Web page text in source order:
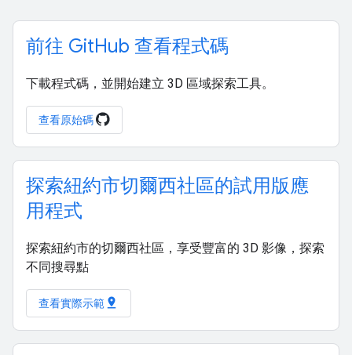
前往 GitHub 查看程式碼
下載程式碼，並開始建立 3D 區域探索工具。
查看原始碼
探索紐約市切爾西社區的試用版應
用程式
探索紐約市的切爾西社區，享受豐富的 3D 影像，探索
不同搜尋點
查看實際示範 pin_drop